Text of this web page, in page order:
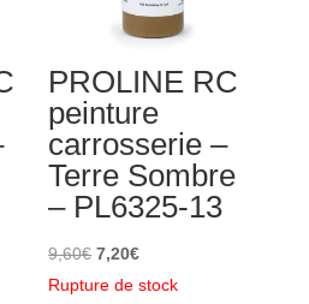
PROLINE RC
peinture
carrosserie –
Terre Sombre
– PL6325-13
9,60€ Le
prix
7,20€Le
prix
Rupture de stock